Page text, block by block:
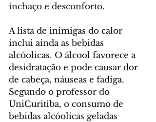
inchaço e desconforto.
A lista de inimigas do calor
inclui ainda as bebidas
alcóolicas. O álcool favorece a
desidratação e pode causar dor
de cabeça, náuseas e fadiga.
Segundo o professor do
UniCuritiba, o consumo de
bebidas alcóolicas geladas